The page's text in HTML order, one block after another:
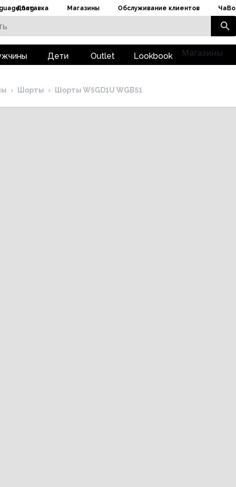
Доставка Магазины Обслуживание клиентов ЧаВо
Дети Outlet Lookbook Магазины
› Шорты › Шорты W5GD1U WGB51